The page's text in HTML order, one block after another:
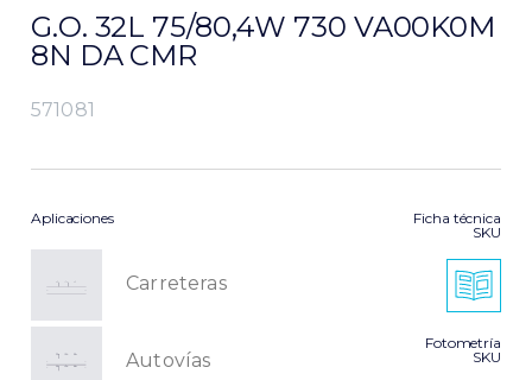
G.O. 32L 75/80,4W 730 VA00K0M
8N DA CMR
571081
Aplicaciones
Carreteras
Autovías
Ficha técnica
SKU
Fotometría
SKU